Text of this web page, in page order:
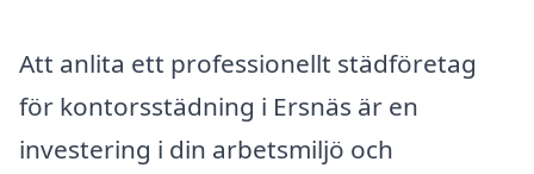
Att anlita ett professionellt städföretag
för kontorsstädning i Ersnäs är en
investering i din arbetsmiljö och